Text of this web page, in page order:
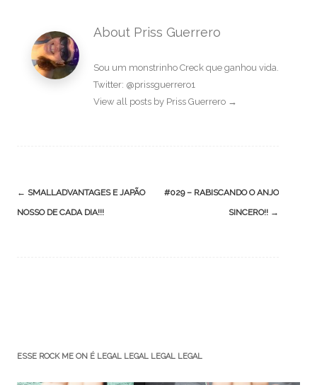
About Priss Guerrero
Sou um monstrinho Creck que ganhou vida.
Twitter: @prissguerrero1
View all posts by Priss Guerrero →
Post
navigation
← SMALLADVANTAGES E JAPÃO
NOSSO DE CADA DIA!!!
#029 – RABISCANDO O ANJO
SINCERO!! →
ESSE ROCK ME ON É LEGAL LEGAL LEGAL LEGAL